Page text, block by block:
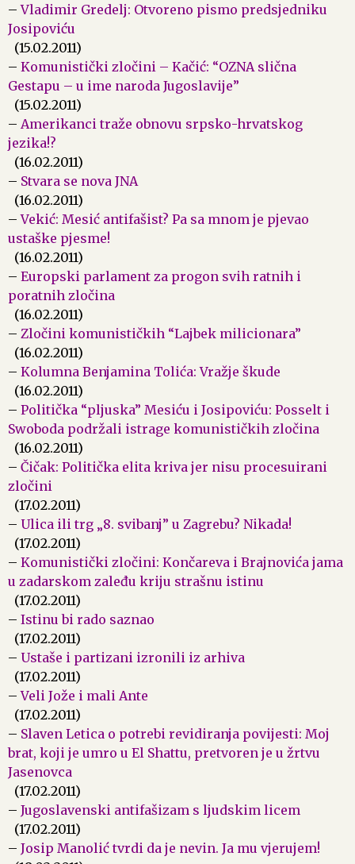
–Vladimir Gredelj: Otvoreno pismo predsjedniku
Josipoviću
(15.02.2011)
– Komunistički zločini – Kačić: “OZNA slična
Gestapu – u ime naroda Jugoslavije”
(15.02.2011)
– Amerikanci traže obnovu srpsko-hrvatskog
jezika!?
(16.02.2011)
– Stvara se nova JNA
(16.02.2011)
–Vekić: Mesić antifašist? Pa sa mnom je pjevao
ustaške pjesme!
(16.02.2011)
– Europski parlament za progon svih ratnih i
poratnih zločina
(16.02.2011)
– Zločini komunističkih “Lajbek milicionara”
(16.02.2011)
– Kolumna Benjamina Tolića: Vražje škude
(16.02.2011)
– Politička “pljuska” Mesiću i Josipoviću: Posselt i
Swoboda podržali istrage komunističkih zločina
(16.02.2011)
– Čičak: Politička elita kriva jer nisu procesuirani
zločini
(17.02.2011)
– Ulica ili trg „8. svibanj” u Zagrebu? Nikada!
(17.02.2011)
– Komunistički zločini: Končareva i Brajnovića jama
u zadarskom zaleđu kriju strašnu istinu
(17.02.2011)
– Istinu bi rado saznao
(17.02.2011)
– Ustaše i partizani izronili iz arhiva
(17.02.2011)
–Veli Jože i mali Ante
(17.02.2011)
– Slaven Letica o potrebi revidiranja povijesti: Moj
brat, koji je umro u El Shattu, pretvoren je u žrtvu
Jasenovca
(17.02.2011)
– Jugoslavenski antifašizam s ljudskim licem
(17.02.2011)
– Josip Manolić tvrdi da je nevin. Ja mu vjerujem!